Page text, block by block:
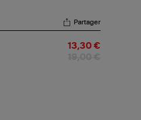
Partager
13,30 €